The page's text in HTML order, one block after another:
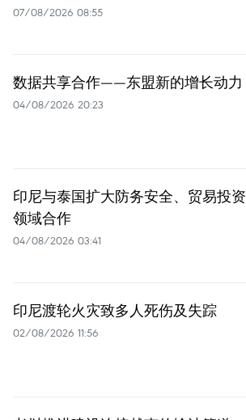
07/08/2026 08:55
数据共享合作——东盟新的增长动力
04/08/2026 20:23
印尼与泰国扩大防务安全、贸易投资
领域合作
04/08/2026 03:41
印尼渡轮火灾致多人死伤及失踪
02/08/2026 11:56